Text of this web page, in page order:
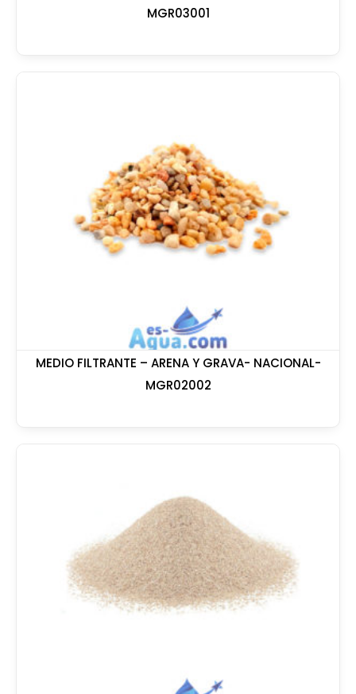
MGR03001
MEDIO FILTRANTE – ARENA Y GRAVA- NACIONAL-
MGR02002